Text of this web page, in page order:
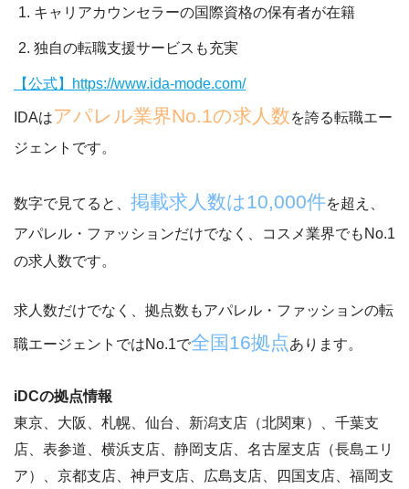
キャリアカウンセラーの国際資格の保有者が在籍
独自の転職支援サービスも充実
【公式】https://www.ida-mode.com/
IDAはアパレル業界No.1の求人数を誇る転職エー
ジェントです。
数字で見てると、 掲載求人数は10,000件を超え、
アパレル・ファッションだけでなく、コスメ業界でもNo.1
の求人数です。
求人数だけでなく、拠点数もアパレル・ファッションの転
職エージェントではNo.1で全国16拠点あります。
iDCの拠点情報
東京、大阪、札幌、仙台、新潟支店（北関東）、千葉支
店、表参道、横浜支店、静岡支店、名古屋支店（長島エリ
ア）、京都支店、神戸支店、広島支店、四国支店、福岡支